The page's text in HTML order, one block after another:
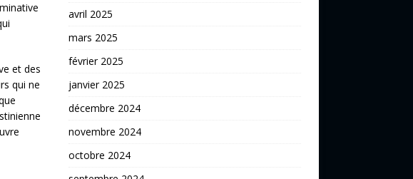
et des
qui ne
avril 2025
mars 2025
février 2025
janvier 2025
décembre 2024
novembre 2024
octobre 2024